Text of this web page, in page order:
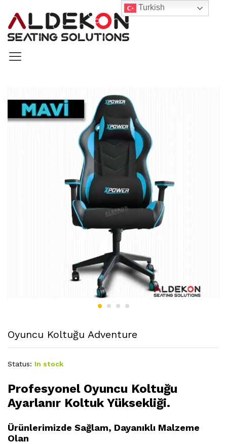
Oyuncu Koltuğu Adventure
Status: In stock
Profesyonel Oyuncu Koltuğu
Ayarlanır Koltuk Yüksekliği.
Ürünlerimizde Sağlam, Dayanıklı Malzeme
Olan
Turkish